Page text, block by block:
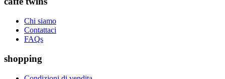
Chi siamo
Contattaci
FAQs
shopping